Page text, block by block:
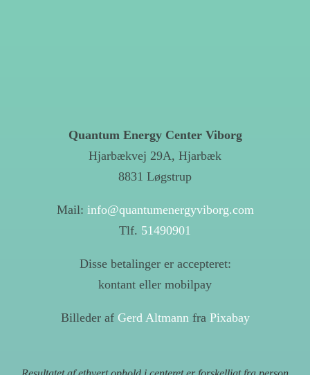
Quantum Energy Center Viborg
Hjarbækvej 29A, Hjarbæk
8831 Løgstrup
Mail: info@quantumenergyviborg.com
Tlf. 51490901
Disse betalinger er accepteret:
kontant eller mobilpay
Billeder af Gerd Altmann fra Pixabay